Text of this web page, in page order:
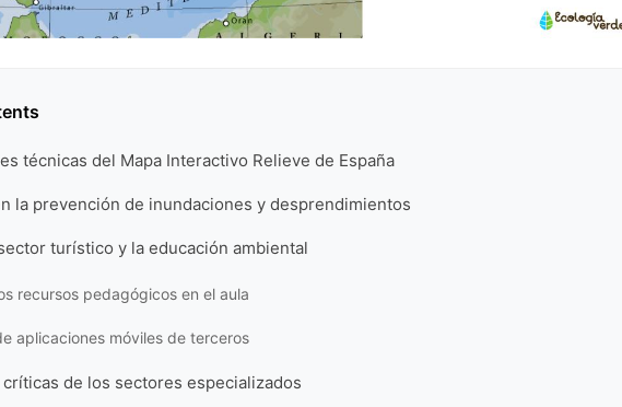
técnicas del Mapa Interactivo Relieve de España
la prevención de inundaciones y desprendimientos
turístico y la educación ambiental
recursos pedagógicos en el aula
aplicaciones móviles de terceros
de los sectores especializados